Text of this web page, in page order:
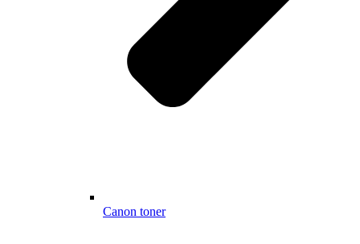
Canon toner